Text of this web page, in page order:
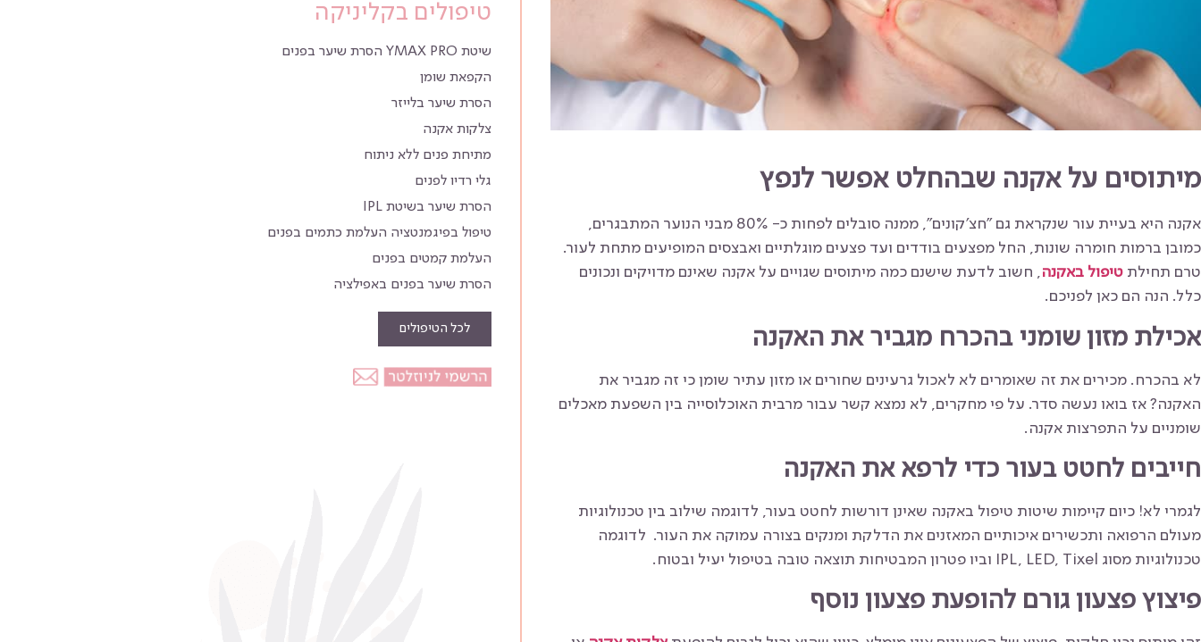
מיתוסים על אקנה שבהחלט אפשר לנפץ
אקנה היא בעיית עור שנקראת גם ״חצ׳קונים״, ממנה סובלים לפחות כ- 80% מבני הנוער המתבגרים,
כמובן ברמות חומרה שונות, החל מפצעים בודדים ועד פצעים מוגלתיים ואבצסים המופיעים מתחת לעור.
טרם תחילת טיפול באקנה, חשוב לדעת שישנם כמה מיתוסים שגויים על אקנה שאינם מדויקים ונכונים
כלל. הנה הם כאן לפניכם.
אכילת מזון שומני בהכרח מגביר את האקנה
לא בהכרח. מכירים את זה שאומרים לא לאכול גרעינים שחורים או מזון עתיר שומן כי זה מגביר את
האקנה? אז בואו נעשה סדר. על פי מחקרים, לא נמצא קשר עבור מרבית האוכלוסייה בין השפעת מאכלים
שומניים על התפרצות אקנה.
חייבים לחטט בעור כדי לרפא את האקנה
לגמרי לא! כיום קיימות שיטות טיפול באקנה שאינן דורשות לחטט בעור, לדוגמה שילוב בין טכנולוגיות
מעולם הרפואה ותכשירים איכותיים המאזנים את הדלקת ומנקים בצורה עמוקה את העור. לדוגמה
טכנולוגיות מסוג IPL, LED, Tixel וביו פטרון המבטיחות תוצאה טובה בטיפול יעיל ובטוח.
פיצוץ פצעון גורם להופעת פצעון נוסף
טיפולים בקליניקה
שיטת YMAX PRO הסרת שיער בפנים
הקפאת שומן
הסרת שיער בלייזר
צלקות אקנה
מתיחת פנים ללא ניתוח
גלי רדיו לפנים
הסרת שיער בשיטת IPL
טיפול בפיגמנטציה העלמת כתמים בפנים
העלמת קמטים בפנים
הסרת שיער בפנים באפילציה
לכל הטיפולים